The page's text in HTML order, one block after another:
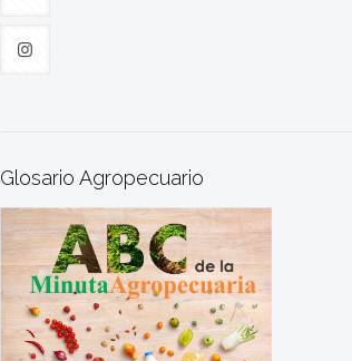
Glosario Agropecuario